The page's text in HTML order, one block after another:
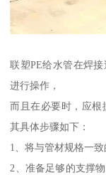
联塑PE给水管在焊
进行操作，
而且在必要时，应根
其具体步骤如下：
1、将与管材规格一致
2、准备足够的支撑